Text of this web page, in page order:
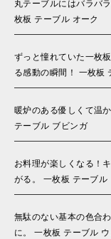
丸テーブルにはバラバ
枚板 テーブル オーク
ずっと憧れていた一枚
る感動の瞬間！ 一枚板
暖炉のある優しくて温
テーブル ブビンガ
お料理が楽しくなる！
がる。 一枚板 テーブル
無駄のない基本の色合
に。 一枚板 テーブル